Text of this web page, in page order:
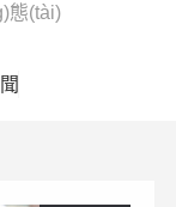
態(tài)